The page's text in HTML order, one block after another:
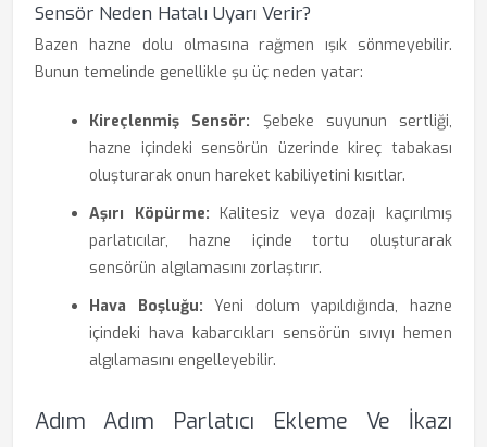
Sensör Neden Hatalı Uyarı Verir?
Bazen hazne dolu olmasına rağmen ışık sönmeyebilir.
Bunun temelinde genellikle şu üç neden yatar:
Kireçlenmiş Sensör: Şebeke suyunun sertliği,
hazne içindeki sensörün üzerinde kireç tabakası
oluşturarak onun hareket kabiliyetini kısıtlar.
Aşırı Köpürme: Kalitesiz veya dozajı kaçırılmış
parlatıcılar, hazne içinde tortu oluşturarak
sensörün algılamasını zorlaştırır.
Hava Boşluğu: Yeni dolum yapıldığında, hazne
içindeki hava kabarcıkları sensörün sıvıyı hemen
algılamasını engelleyebilir.
Adım Adım Parlatıcı Ekleme Ve İkazı